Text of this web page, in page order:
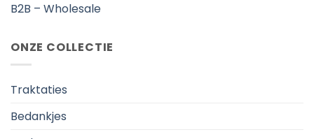
B2B – Wholesale
ONZE COLLECTIE
Traktaties
Bedankjes